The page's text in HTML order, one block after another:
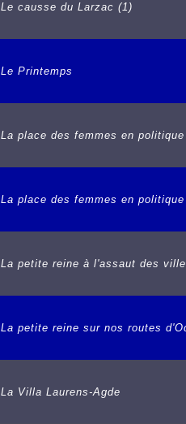
Le causse du Larzac (1)
Le Printemps
La place des femmes en
La place des femmes en
La petite reine à l'assaut des
La petite reine sur nos routes
La Villa Laurens-Agde